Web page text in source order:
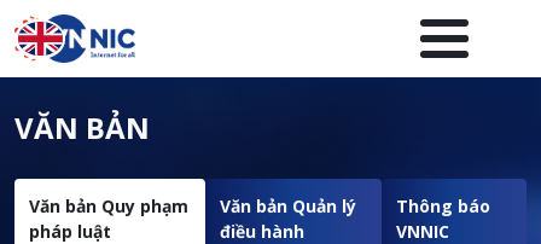
Nhảy đến nội dung
Menuheader của website
VĂN BẢN
Văn bản Quy phạm
pháp luật
Văn bản Quản lý
điều hành
Thông báo
VNNIC